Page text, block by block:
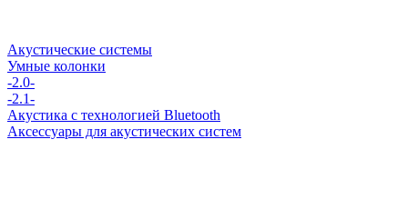
Акустические системы
Умные колонки
-2.0-
-2.1-
Акустика с технологией Bluetooth
Аксессуары для акустических систем